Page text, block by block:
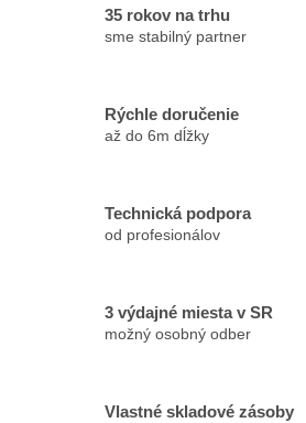
35 rokov na trhu
sme stabilný partner
Rýchle doručenie
až do 6m dĺžky
Technická podpora
od profesionálov
3 výdajné miesta v SR
možný osobný odber
Vlastné skladové zásoby